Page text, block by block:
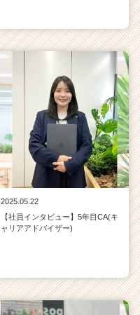
2025.05.22
【社員インタビュー】5年目CA(キ
ャリアアドバイザー)